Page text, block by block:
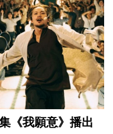
《我願意》播出